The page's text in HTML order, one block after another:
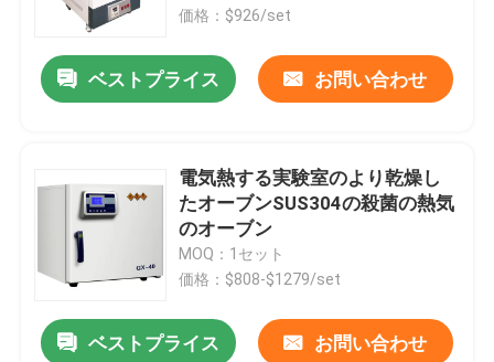
価格：$926/set
ベストプライス お問い合わせ
電気熱する実験室のより乾燥し
たオーブンSUS304の殺菌の熱気
のオーブン
MOQ：1セット
価格：$808-$1279/set
ベストプライス お問い合わせ